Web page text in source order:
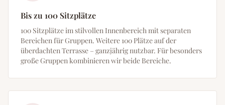
Bis zu 100 Sitzplätze
100 Sitzplätze im stilvollen Innenbereich mit separaten
Bereichen für Gruppen. Weitere 100 Plätze auf der
überdachten Terrasse – ganzjährig nutzbar. Für besonders
große Gruppen kombinieren wir beide Bereiche.